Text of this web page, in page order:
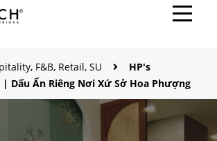
F&B, Retail, SU
HP's
Dấu Ấn Riêng Nơi Xứ Sở Hoa Phượng